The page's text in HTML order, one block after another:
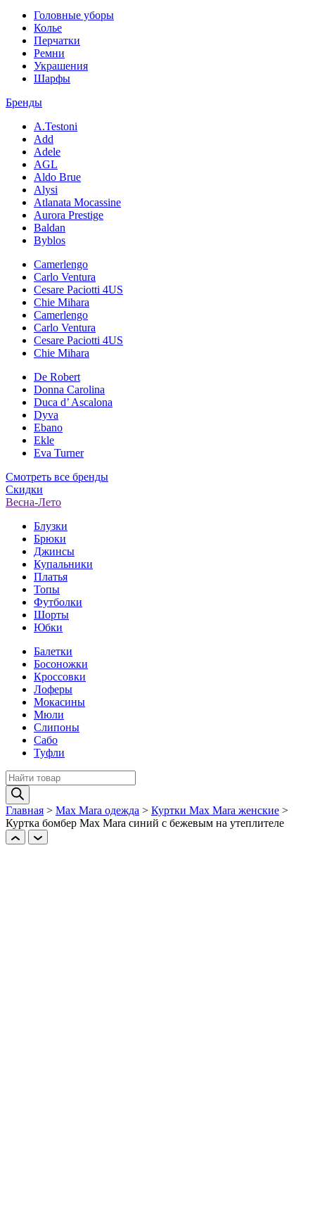
Головные уборы
Колье
Перчатки
Ремни
Украшения
Шарфы
Бренды
A.Testoni
Add
Adele
AGL
Aldo Brue
Alysi
Atlanata Mocassine
Aurora Prestige
Baldan
Byblos
Camerlengo
Carlo Ventura
Cesare Paciotti 4US
Chie Mihara
Camerlengo
Carlo Ventura
Cesare Paciotti 4US
Chie Mihara
De Robert
Donna Carolina
Duca d’ Ascalona
Dyva
Ebano
Ekle
Eva Turner
Смотреть все бренды
Скидки
Весна-Лето
Блузки
Брюки
Джинсы
Купальники
Платья
Топы
Футболки
Шорты
Юбки
Балетки
Босоножки
Кроссовки
Лоферы
Мокасины
Мюли
Слипоны
Сабо
Туфли
Поиск
товаров
Главная > Max Mara одежда > Куртки Max Mara женские >
Куртка бомбер Max Mara синий с бежевым на утеплителе